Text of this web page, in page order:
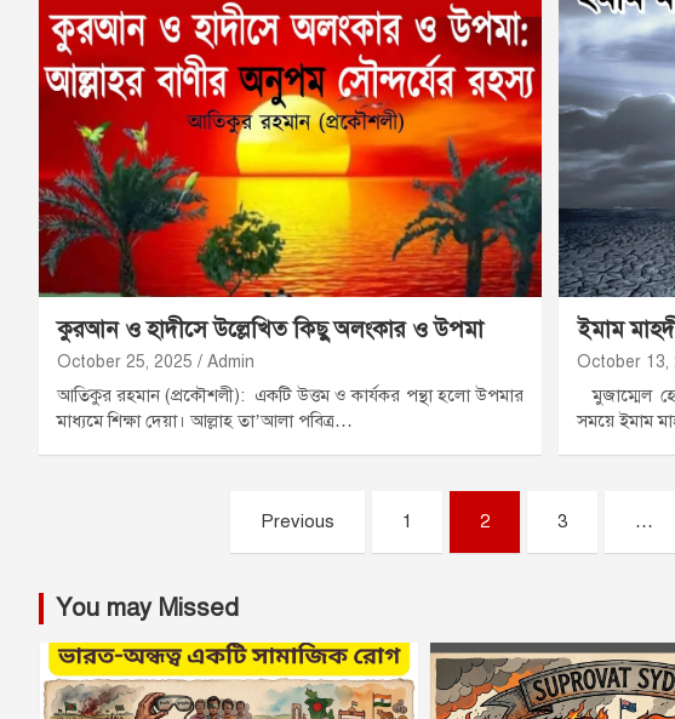
কুরআন ও হাদীসে উল্লেখিত কিছু অলংকার ও উপমা
October 25, 2025 Admin
আতিকুর রহমান (প্রকৌশলী): একটি উত্তম ও কার্যকর পন্থা হলো উপমার
মাধ্যমে শিক্ষা দেয়া। আল্লাহ তা’আলা পবিত্র…
ইমাম
October 13,
মুজাম্মেল
সময়ে ইমাম
Previous 1 2 3 …
You may Missed